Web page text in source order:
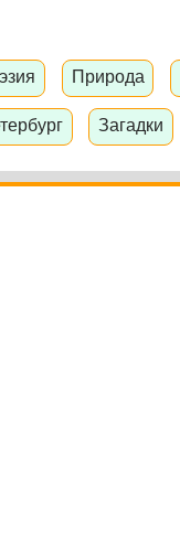
Природа
Загадки